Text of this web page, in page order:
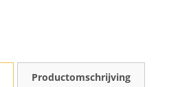
Productomschrijving